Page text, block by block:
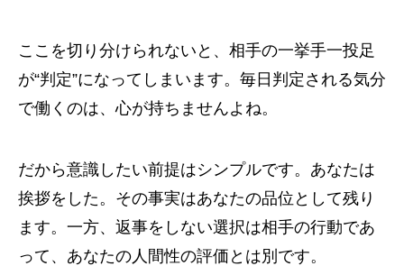
ここを切り分けられないと、相手の一挙手一投足
が“判定”になってしまいます。毎日判定される気分
で働くのは、心が持ちませんよね。
だから意識したい前提はシンプルです。あなたは
挨拶をした。その事実はあなたの品位として残り
ます。一方、返事をしない選択は相手の行動であ
って、あなたの人間性の評価とは別です。